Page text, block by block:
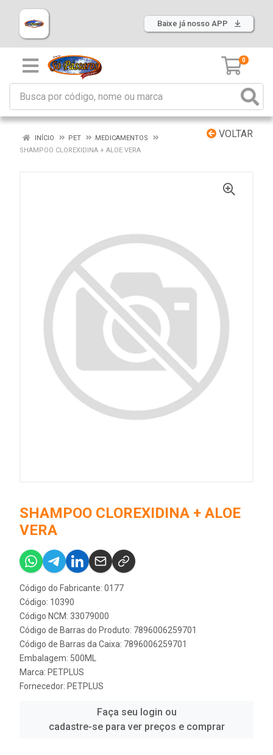
Baixe já nosso APP
0
VOLTAR
INÍCIO PET
MEDICAMENTOS
SHAMPOO CLOREXIDINA + ALOE VERA
SHAMPOO CLOREXIDINA + ALOE
VERA
Código do Fabricante: 0177
Código: 10390
Código NCM: 33079000
Código de Barras do Produto: 7896006259701
Código de Barras da Caixa: 7896006259701
Embalagem: 500ML
Marca: PETPLUS
Fornecedor: PETPLUS
Faça seu login ou
cadastre-se para ver preços e comprar